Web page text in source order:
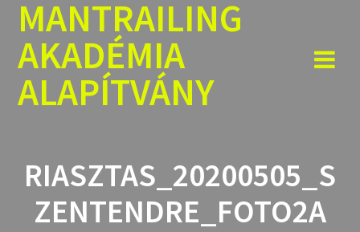
Skip
to
MANTRAILING
AKADÉMIA
ALAPÍTVÁNY
RIASZTAS_20200505_S
ZENTENDRE_FOTO2A